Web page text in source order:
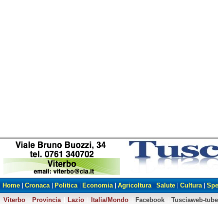
Home Cronaca Politica Economia Agricoltura Salute Cultura
Viterbo
Provincia Lazio Italia/Mondo Facebook Tusciaweb-tube